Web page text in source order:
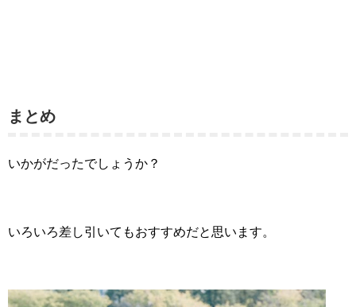
まとめ
いかがだったでしょうか？
いろいろ差し引いてもおすすめだと思います。